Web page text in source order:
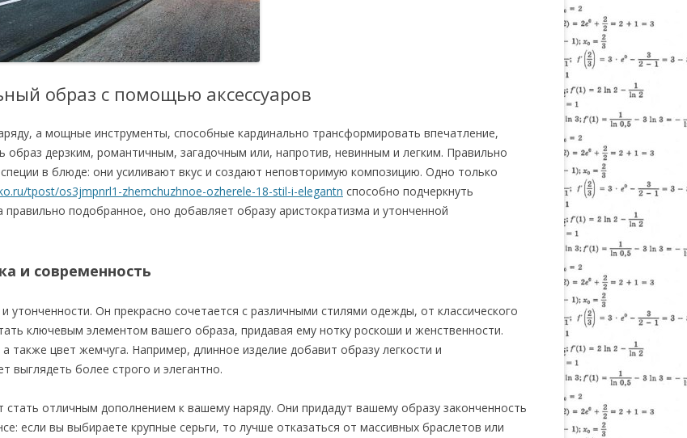
образ с помощью аксессуаров
а мощные инструменты, способные кардинально трансформировать впечатление,
образ дерзким, романтичным, загадочным или, напротив, невинным и легким. Правильно
в блюде: они усиливают вкус и создают неповторимую композицию. Одно только
tpost/os3jmpnrl1-zhemchuzhnoe-ozherele-18-stil-i-elegantn способно подчеркнуть
подобранное, оно добавляет образу аристократизма и утонченной
и современность
утонченности. Он прекрасно сочетается с различными стилями одежды, от классического
ключевым элементом вашего образа, придавая ему нотку роскоши и женственности.
цвет жемчуга. Например, длинное изделие добавит образу легкости и
выглядеть более строго и элегантно.
отличным дополнением к вашему наряду. Они придадут вашему образу законченность
если вы выбираете крупные серьги, то лучше отказаться от массивных браслетов или